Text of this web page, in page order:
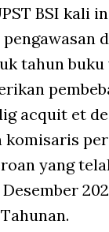
BSI kali
tahun
acquit et
yang